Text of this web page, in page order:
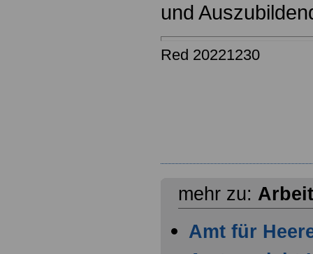
und
Red 20221230
mehr zu:
Amt für